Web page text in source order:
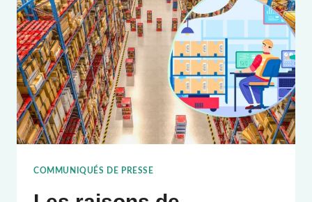
À
LA
TECHNOLOGIE
RFID
COMMUNIQUÉS DE PRESSE